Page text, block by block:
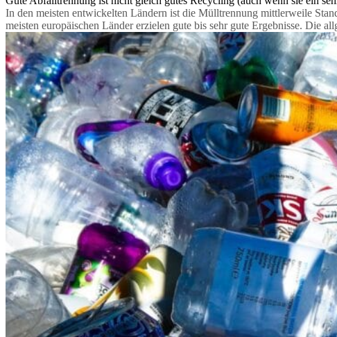
In den meisten entwickelten Ländern ist die Mülltrennung mittlerweile
meisten europäischen Länder erzielen gute bis sehr gute Ergebnisse. Die